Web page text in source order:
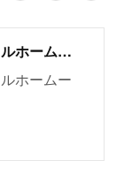
真田ナオキ オフィシャルホームページ
ホームー